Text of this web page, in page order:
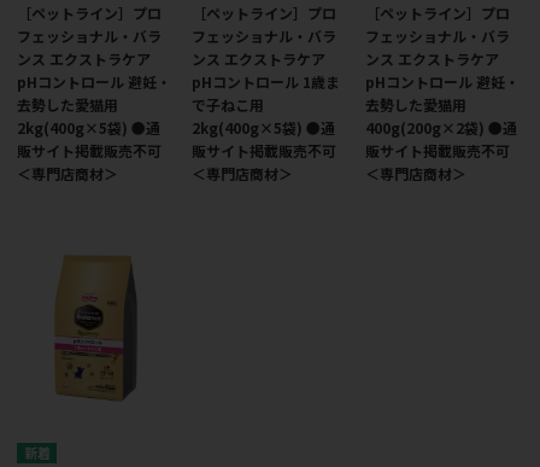
［ペットライン］プロ
フェッショナル・バラ
ンス エクストラケア
pHコントロール 避妊・
去勢した愛猫用
2kg(400g×5袋) ●通
販サイト掲載販売不可
＜専門店商材＞
［ペットライン］プロ
フェッショナル・バラ
ンス エクストラケア
pHコントロール 1歳ま
で子ねこ用
2kg(400g×5袋) ●通
販サイト掲載販売不可
＜専門店商材＞
［ペットライン］プロ
フェッショナル・バラ
ンス エクストラケア
pHコントロール 避妊・
去勢した愛猫用
400g(200g×2袋) ●通
販サイト掲載販売不可
＜専門店商材＞